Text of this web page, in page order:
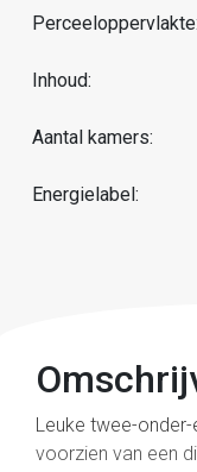
Perceeloppervlakte:
Inhoud:
Aantal kamers:
Energielabel:
Leuke twee-
voorzien van een